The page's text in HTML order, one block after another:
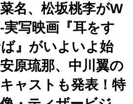
ャパンプレミアイベントが開
W主演を務めた清野菜名、松坂
頭に、 内田理央、安原琉那、
荒木飛羽、住友沙来、平川雄
が登壇しました。 ■イベント
をすませば』ジャパンプレミ
ト ◼日時:９月2８日(水) 17:00
名、松坂桃李がW
実写映画『耳をす
』がいよいよ始
原琉那、中川翼の
ャストも発表！特